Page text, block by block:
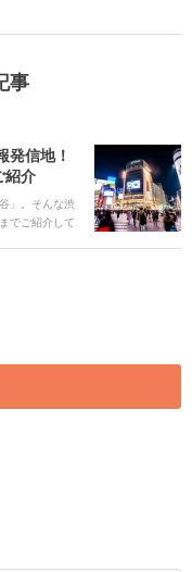
事
発信地！
紹介
」。そんな渋
でご紹介して